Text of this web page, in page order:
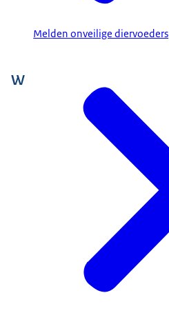
Melden onveilige diervoeders
W